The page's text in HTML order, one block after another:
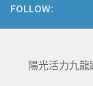
FOLLOW:
陽光活力九龍